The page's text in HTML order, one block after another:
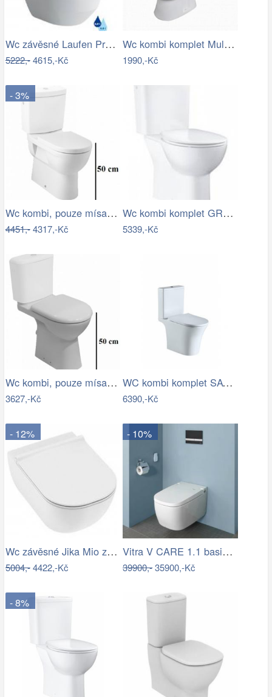
Wc závěsné Laufen Pro zadní odpad…
5222,-4615,-Kč
Wc kombi komplet Multi Eur spodní odpad…
1990,-Kč
- 3%
Wc kombi, pouze mísa Jika Mio vario…
4451,-4317,-Kč
Wc kombi komplet GROHE Bau Ceramic…
5339,-Kč
Wc kombi, pouze mísa Jika Deep zadní…
3627,-Kč
WC kombi komplet SAT Brevis včetně…
6390,-Kč
- 12%
Wc závěsné Jika Mio zadní odpad…
5004,-4422,-Kč
- 10%
Vitra V CARE 1.1 basic bidet + wc,…
39900,-35900,-Kč
- 8%